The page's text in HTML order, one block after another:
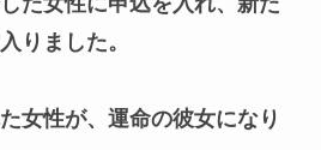
りました。
女性が、運命の彼女になり